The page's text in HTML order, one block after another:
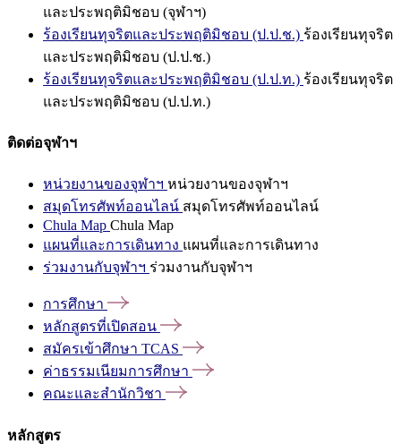
และประพฤติมิชอบ (จุฬาฯ)
ร้องเรียนทุจริตและประพฤติมิชอบ (ป.ป.ช.) ร้องเรียนทุจริต
และประพฤติมิชอบ (ป.ป.ช.)
ร้องเรียนทุจริตและประพฤติมิชอบ (ป.ป.ท.) ร้องเรียนทุจริต
และประพฤติมิชอบ (ป.ป.ท.)
ติดต่อจุฬาฯ
หน่วยงานของจุฬาฯ หน่วยงานของจุฬาฯ
สมุดโทรศัพท์ออนไลน์ สมุดโทรศัพท์ออนไลน์
Chula Map Chula Map
แผนที่และการเดินทาง แผนที่และการเดินทาง
ร่วมงานกับจุฬาฯ ร่วมงานกับจุฬาฯ
การศึกษา
หลักสูตรที่เปิดสอน
สมัครเข้าศึกษา TCAS
ค่าธรรมเนียมการศึกษา
คณะและสำนักวิชา
หลักสูตร